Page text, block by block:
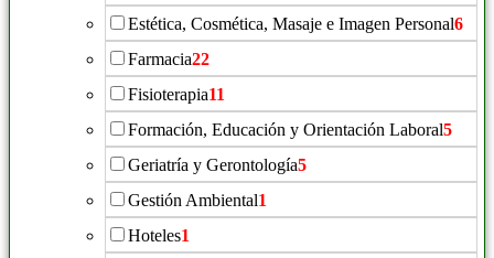
Estética, Cosmética, Masaje e Imagen Personal6
Farmacia22
Fisioterapia11
Formación, Educación y Orientación Laboral5
Geriatría y Gerontología5
Gestión Ambiental1
Hoteles1